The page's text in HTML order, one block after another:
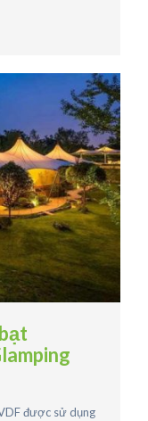
được sử dụng